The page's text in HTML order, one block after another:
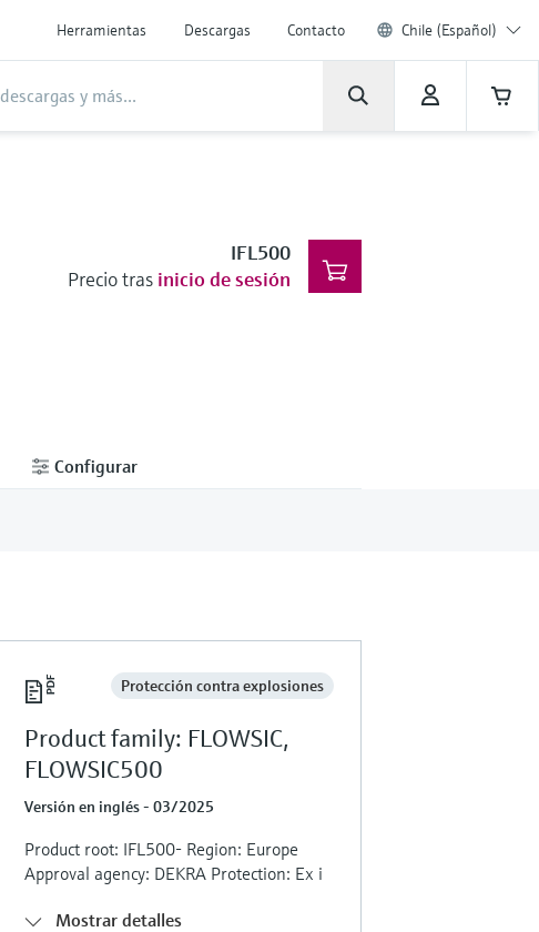
Herramientas Descargas Contacto Chile (Español)
IFL500
Precio tras inicio de sesión
Configurar
Protección contra explosiones
Product family: FLOWSIC,
FLOWSIC500
Versión en inglés - 03/2025
Product root: IFL500- Region: Europe
Approval agency: DEKRA Protection: Ex i
Mostrar detalles